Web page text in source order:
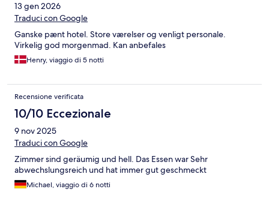
13 gen 2026
Traduci con Google
Ganske pænt hotel. Store værelser og venligt personale.
Virkelig god morgenmad. Kan anbefales
Henry, viaggio di 5 notti
Recensione verificata
10/10 Eccezionale
9 nov 2025
Traduci con Google
Zimmer sind geräumig und hell. Das Essen war Sehr
abwechslungsreich und hat immer gut geschmeckt
Michael, viaggio di 6 notti